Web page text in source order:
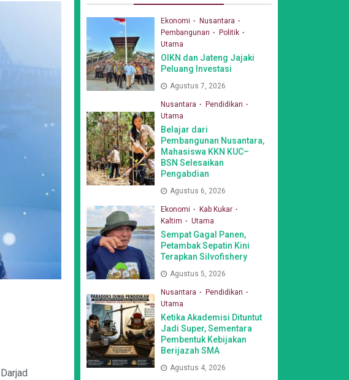
Ekonomi
Nusantara
Pembangunan
Politik
Utama
OIKN dan Jateng Jajaki
Peluang Investasi
Agustus 7, 2026
Nusantara
Pendidikan
Utama
Belajar dari
Pembangunan Nusantara,
Mahasiswa KKN KUC–
BSN Selesaikan
Pengabdian
Agustus 6, 2026
Ekonomi
Kab Kukar
Kaltim
Utama
Sempat Gagal Panen,
Petambak Sepatin Kini
Terapkan Silvofishery
Agustus 5, 2026
Nusantara
Pendidikan
Utama
Ketika Akademisi Dituntut
Jadi Super, Sementara
Pembentuk Kebijakan
Berijazah SMA
Agustus 4, 2026